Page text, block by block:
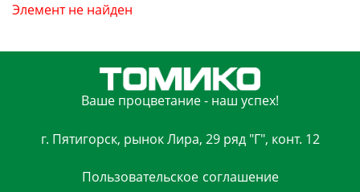
Элемент не найден
Ваше процветание - наш успех!
г. Пятигорск, рынок Лира, 29 ряд "Г", конт. 12
Пользовательское соглашение